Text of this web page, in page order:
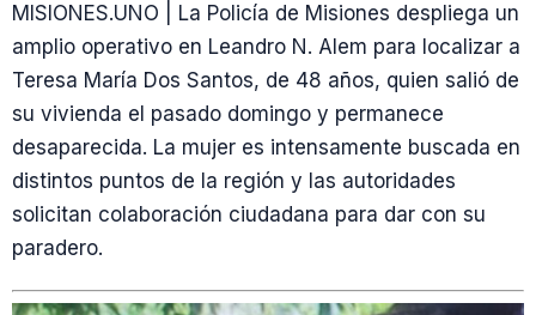
MISIONES.UNO | La Policía de Misiones despliega un
amplio operativo en Leandro N. Alem para localizar a
Teresa María Dos Santos, de 48 años, quien salió de
su vivienda el pasado domingo y permanece
desaparecida. La mujer es intensamente buscada en
distintos puntos de la región y las autoridades
solicitan colaboración ciudadana para dar con su
paradero.